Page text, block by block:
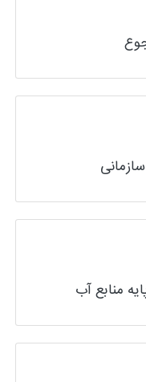
منابع آب